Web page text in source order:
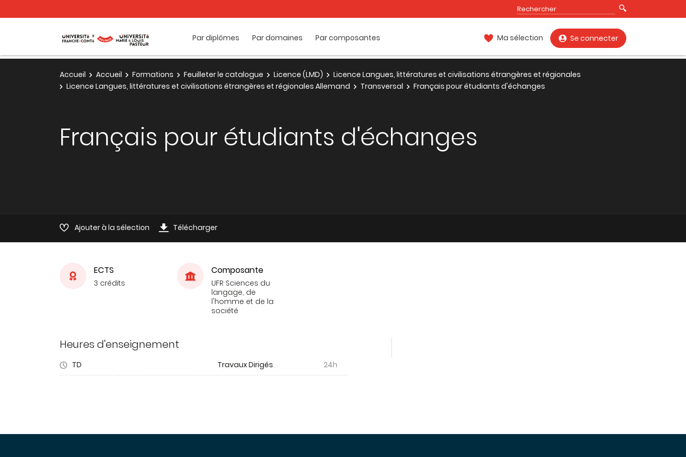
Par diplômes Par domaines Par composantes Ma sélection Se connecter
Accueil Accueil Formations Feuilleter le catalogue Licence (LMD)
Licence Langues, littératures et civilisations étrangères et régionales
Licence Langues, littératures et civilisations étrangères et régionales Allemand
Transversal Français pour étudiants d'échanges
Français pour étudiants d'échanges
Ajouter à la sélection Télécharger
ECTS
3 crédits
Composante
UFR Sciences du
langage, de
l'homme et de la
société
Heures d'enseignement
TD Travaux Dirigés 24h